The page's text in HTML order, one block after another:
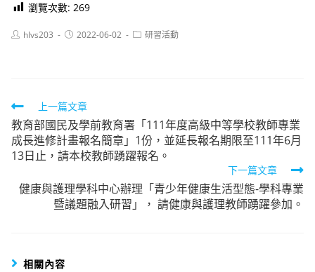
瀏覽次數: 269
Posthlvs203
Post2022-06-02
Post研習活動
Read
more
articles
上一篇文章
教育部國民及學前教育署「111年度高級中等學校教師專業
成長進修計畫報名簡章」1份，並延長報名期限至111年6月
13日止，請本校教師踴躍報名。
下一篇文章
健康與護理學科中心辦理「青少年健康生活型態-學科專業
暨議題融入研習」， 請健康與護理教師踴躍參加。
相關內容